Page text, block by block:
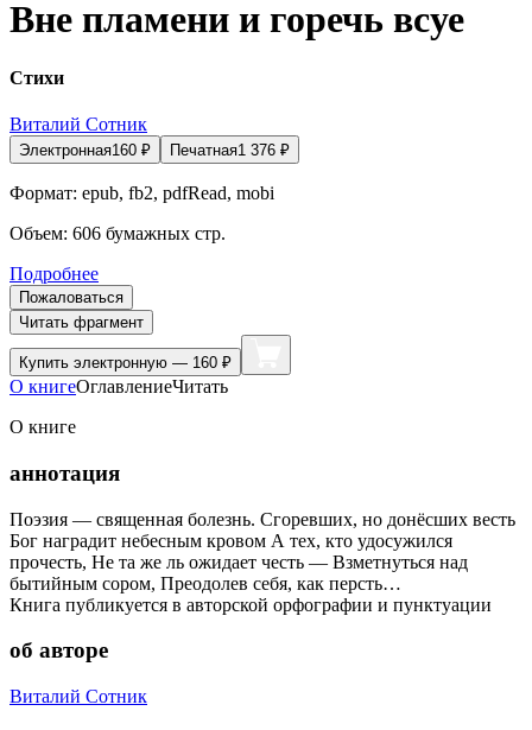
Вне пламени и горечь всуе
Стихи
Виталий Сотник
Электронная160 ₽ Печатная1 376 ₽
Формат: epub, fb2, pdfRead, mobi
Объем: 606 бумажных стр.
Подробнее
Пожаловаться
Читать фрагмент
Купить электронную — 160 ₽
О книгеОглавлениеЧитать
О книге
аннотация
Поэзия — священная болезнь. Сгоревших, но донёсших весть
Бог наградит небесным кровом А тех, кто удосужился
прочесть, Не та же ль ожидает честь — Взметнуться над
бытийным сором, Преодолев себя, как персть…
Книга публикуется в авторской орфографии и пунктуации
об авторе
Виталий Сотник